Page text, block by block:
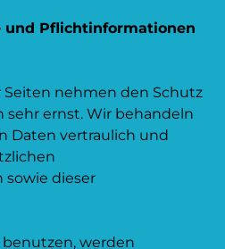
und Pflicht­informationen
nehmen den Schutz
sehr ernst. Wir behandeln
Daten vertraulich und
sowie dieser
werden